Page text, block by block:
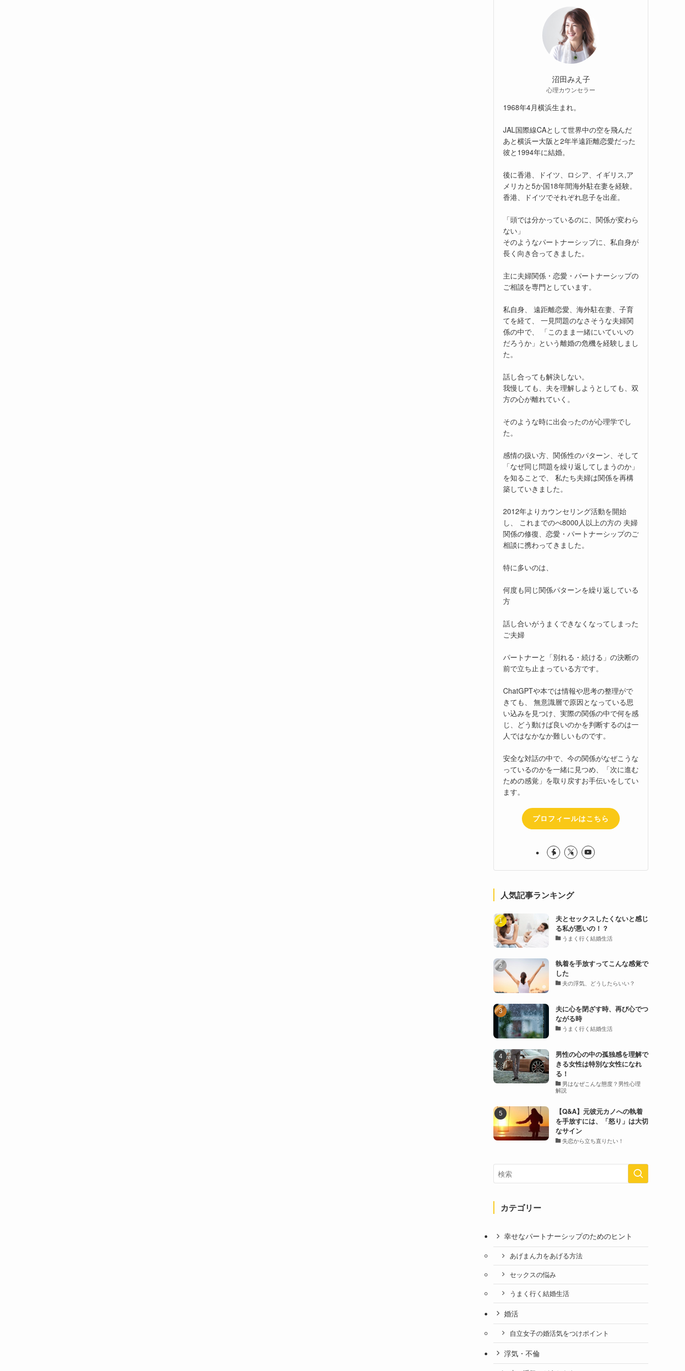
沼田みえ子
心理カウンセラー
1968年4月横浜生まれ。
JAL国際線CAとして世界中の空を飛んだ
あと横浜ー大阪と2年半遠距離恋愛だった
彼と1994年に結婚。
後に香港、ドイツ、ロシア、イギリス,ア
メリカと5か国18年間海外駐在妻を経験。
香港、ドイツでそれぞれ息子を出産。
「頭では分かっているのに、関係が変わら
ない」
そのようなパートナーシップに、私自身が
長く向き合ってきました。
主に夫婦関係・恋愛・パートナーシップの
ご相談を専門としています。
私自身、 遠距離恋愛、海外駐在妻、子育
てを経て、 一見問題のなさそうな夫婦関
係の中で、 「このまま一緒にいていいの
だろうか」という離婚の危機を経験しまし
た。
話し合っても解決しない。
我慢しても、夫を理解しようとしても、双
方の心が離れていく。
そのような時に出会ったのが心理学でし
た。
感情の扱い方、関係性のパターン、そして
「なぜ同じ問題を繰り返してしまうのか」
を知ることで、 私たち夫婦は関係を再構
築していきました。
2012年よりカウンセリング活動を開始
し、 これまでのべ8000人以上の方の 夫婦
関係の修復、恋愛・パートナーシップのご
相談に携わってきました。
特に多いのは、
何度も同じ関係パターンを繰り返している
方
話し合いがうまくできなくなってしまった
ご夫婦
パートナーと「別れる・続ける」の決断の
前で立ち止まっている方です。
ChatGPTや本では情報や思考の整理がで
きても、 無意識層で原因となっている思
い込みを見つけ、実際の関係の中で何を感
じ、どう動けば良いのかを判断するのは一
人ではなかなか難しいものです。
安全な対話の中で、今の関係がなぜこうな
っているのかを一緒に見つめ、「次に進む
ための感覚」を取り戻すお手伝いをしてい
ます。
プロフィールはこちら
人気記事ランキング
夫とセックスしたくないと感じ
る私が悪いの！？
うまく行く結婚生活
執着を手放すってこんな感覚で
した
夫の浮気、どうしたらいい？
夫に心を閉ざす時、再び心でつ
ながる時
うまく行く結婚生活
男性の心の中の孤独感を理解で
きる女性は特別な女性になれ
る！
男はなぜこんな態度？男性心理
解説
【Q&A】元彼元カノへの執着
を手放すには、「怒り」は大切
なサイン
失恋から立ち直りたい！
カテゴリー
幸せなパートナーシップのためのヒント
あげまん力をあげる方法
セックスの悩み
うまく行く結婚生活
婚活
自立女子の婚活気をつけポイント
浮気・不倫